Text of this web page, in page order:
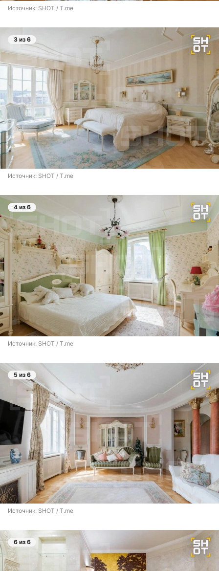
Источник: SHOT / T.me
3 из 6
Источник: SHOT / T.me
4 из 6
Источник: SHOT / T.me
5 из 6
Источник: SHOT / T.me
6 из 6